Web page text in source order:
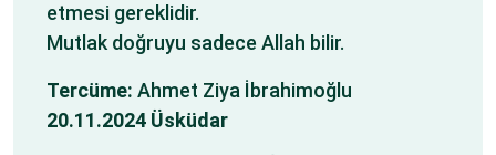
etmesi gereklidir.
Mutlak doğruyu sadece Allah bilir.
Tercüme: Ahmet Ziya İbrahimoğlu
20.11.2024 Üsküdar